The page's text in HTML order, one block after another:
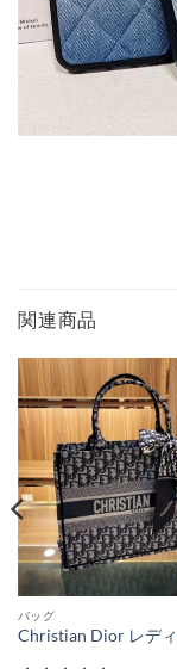
関連商品
バッグ